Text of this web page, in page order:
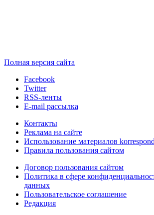
Полная версия сайта
Facebook
Twitter
RSS-ленты
E-mail рассылка
Контакты
Реклама на сайте
Использование материалов
Правила пользования сайтом
Договор пользования сайтом
Политика в сфере
данных
Пользовательское соглашение
Редакция